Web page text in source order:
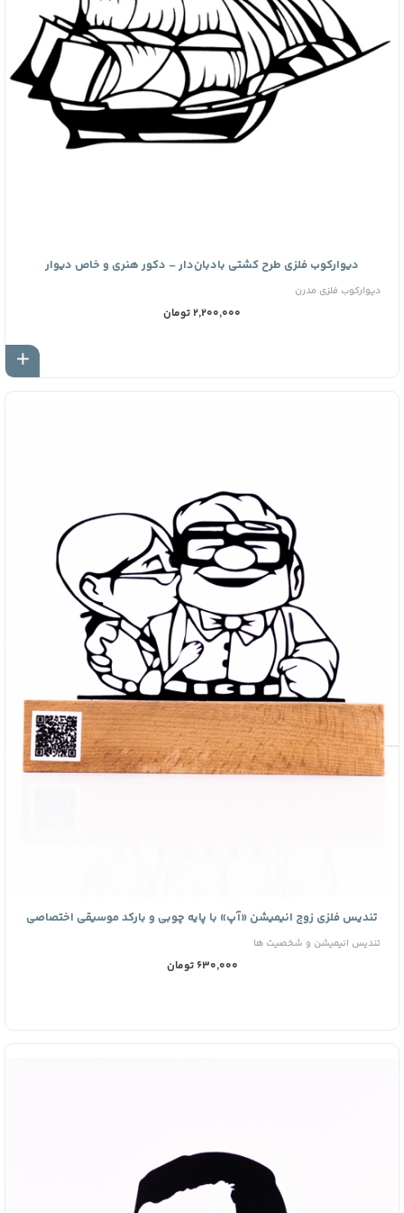
دیوارکوب فلزی طرح کشتی بادبان‌دار – دکور هنری و خاص دیوار
دیوارکوب فلزی مدرن
2,200,000 تومان
تندیس فلزی زوج انیمیشن «آپ» با پایه چوبی و بارکد موسیقی اختصاصی
تندیس انیمیشن و شخصیت ها
630,000 تومان